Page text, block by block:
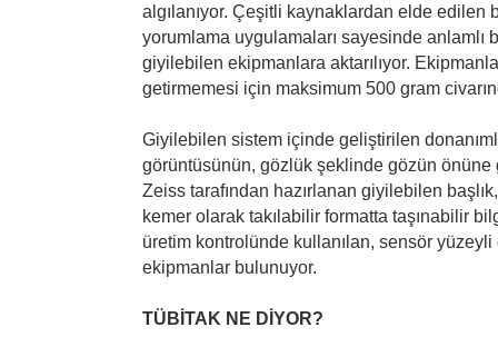
algılanıyor. Çeşitli kaynaklardan elde edilen
yorumlama uygulamaları sayesinde anlamlı
giyilebilen ekipmanlara aktarılıyor.
getirmemesi için maksimum 500 gram
Giyilebilen sistem içinde geliştirilen
görüntüsünün, gözlük şeklinde gözün
Zeiss tarafından hazırlanan giyilebilen
kemer olarak takılabilir formatta taşınabilir
üretim kontrolünde kullanılan, sensör
ekipmanlar bulunuyor.
TÜBİTAK NE DİYOR?